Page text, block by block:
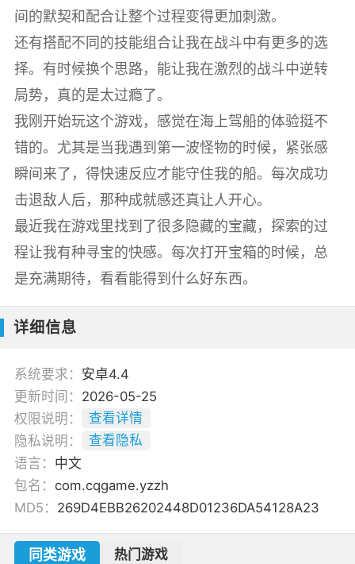
间的默契和配合让整个过程变得更加刺激。
还有搭配不同的技能组合让我在战斗中有更多的选
择。有时候换个思路，能让我在激烈的战斗中逆转
局势，真的是太过瘾了。
我刚开始玩这个游戏，感觉在海上驾船的体验挺不
错的。尤其是当我遇到第一波怪物的时候，紧张感
瞬间来了，得快速反应才能守住我的船。每次成功
击退敌人后，那种成就感还真让人开心。
最近我在游戏里找到了很多隐藏的宝藏，探索的过
程让我有种寻宝的快感。每次打开宝箱的时候，总
是充满期待，看看能得到什么好东西。
详细信息
系统要求： 安卓4.4
更新时间： 2026-05-25
权限说明：
查看详情
隐私说明：
查看隐私
语言： 中文
包名： com.cqgame.yzzh
MD5： 269D4EBB26202448D01236DA54128A23
同类游戏 热门游戏